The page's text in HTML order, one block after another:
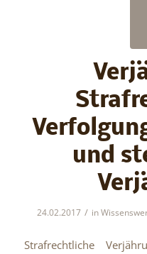
und
24.02.2017 / in
Strafrechtliche